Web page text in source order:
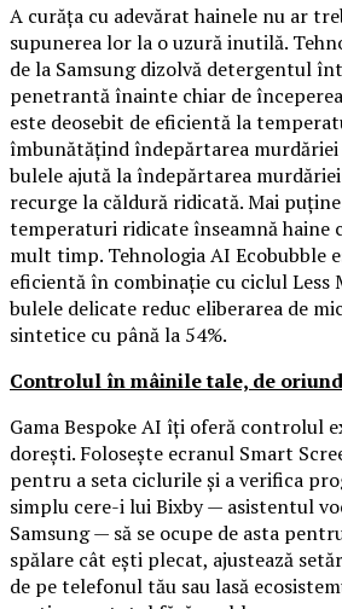
A curăța cu adevărat hainele nu ar
supunerea lor la o uzură inutilă.
de la Samsung dizolvă detergentul
penetrantă înainte chiar de
este deosebit de eficientă la
îmbunătățind îndepărtarea murdăriei
bulele ajută la îndepărtarea
recurge la căldură ridicată. Mai
temperaturi ridicate înseamnă haine
mult timp. Tehnologia AI Ecobubble
eficientă în combinație cu ciclul Less
bulele delicate reduc eliberarea de
sintetice cu până la 54%.
Controlul în mâinile tale, de
Gama Bespoke AI îți oferă controlul
dorești. Folosește ecranul Smart
pentru a seta ciclurile și a verifica
simplu cere-i lui Bixby — asistentul
Samsung — să se ocupe de asta
spălare cât ești plecat, ajustează
de pe telefonul tău sau lasă